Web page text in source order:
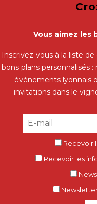
Vous aimez les
Inscrivez-vous à la liste
bons plans personnalisés
événements lyonnais
invitations dans le
Recevoir
Recevoir les